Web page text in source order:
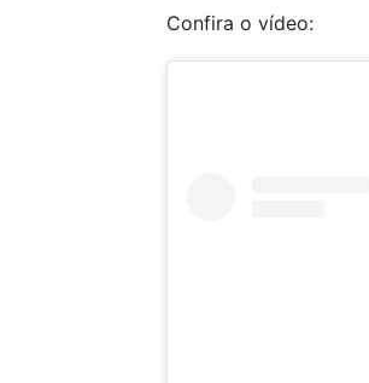
Confira o vídeo: